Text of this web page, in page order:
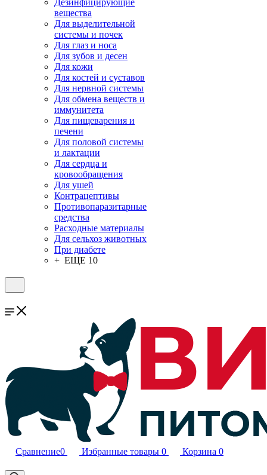
Дезинфицирующие
вещества
Для выделительной
системы и почек
Для глаз и носа
Для зубов и десен
Для кожи
Для костей и суставов
Для нервной системы
Для обмена веществ и
иммунитета
Для пищеварения и
печени
Для половой системы
и лактации
Для сердца и
кровообращения
Для ушей
Контрацептивы
Противопаразитарные
средства
Расходные материалы
Для сельхоз животных
При диабете
+ ЕЩЕ 10
Сравнение0 Избранные товары 0 Корзина 0